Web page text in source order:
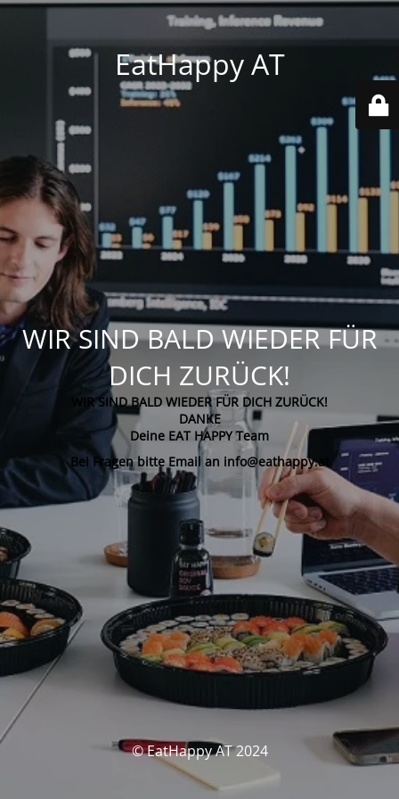
EatHappy AT
WIR SIND BALD WIEDER FÜR
DICH ZURÜCK!
WIR SIND BALD WIEDER FÜR DICH ZURÜCK!
DANKE
Deine EAT HAPPY Team
Bei Fragen bitte Email an info@eathappy.at
© EatHappy AT 2024